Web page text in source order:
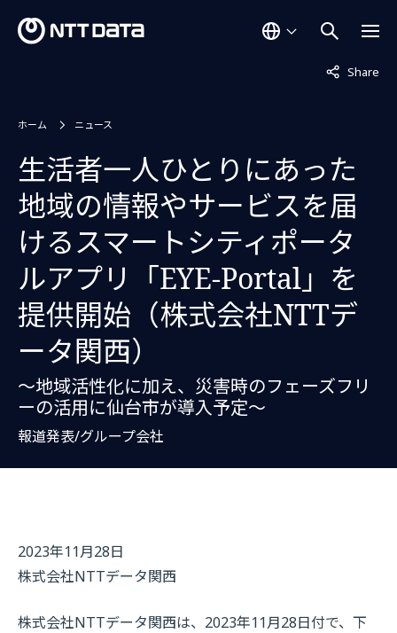
Share
非表示中
ホーム ニュース
生活者一人ひとりにあった
地域の情報やサービスを届
けるスマートシティポータ
ルアプリ「EYE-Portal」を
提供開始（株式会社NTTデ
ータ関西）
～地域活性化に加え、災害時のフェーズフリ
ーの活用に仙台市が導入予定～
報道発表/グループ会社
2023年11月28日
株式会社NTTデータ関西
株式会社NTTデータ関西は、2023年11月28日付で、下